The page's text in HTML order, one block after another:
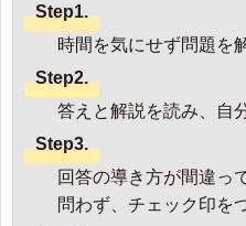
Step1.
時間を気にせず問題を
Step2.
答えと解説を読み、自
Step3.
回答の導き方が間違っ
問わず、チェック印を